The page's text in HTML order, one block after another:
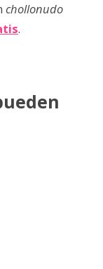
chollonudo
.